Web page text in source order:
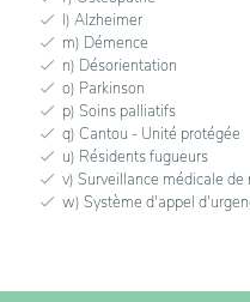
l) Alzheimer
m) Démence
n) Désorientation
o) Parkinson
p) Soins palliatifs
q) Cantou - Unité protégée
u) Résidents fugueurs
v) Surveillance médicale de
w) Système d'appel